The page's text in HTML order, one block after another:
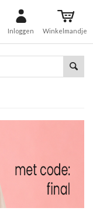
Inloggen Winkelmandje